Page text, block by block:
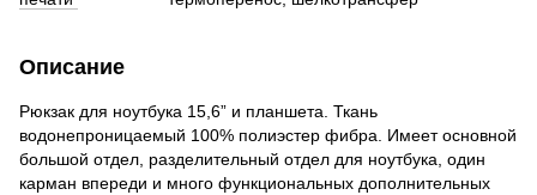
Описание
Рюкзак для ноутбука 15,6” и планшета. Ткань
водонепроницаемый 100% полиэстер фибра. Имеет основной
большой отдел, разделительный отдел для ноутбука, один
карман впереди и много функциональных дополнительных